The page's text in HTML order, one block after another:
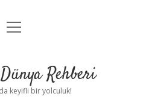
Anasayfa
Uyarı
menüyü
Rehberi
keyifli bir yolculuk!